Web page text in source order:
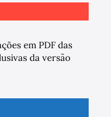
em PDF das
da versão